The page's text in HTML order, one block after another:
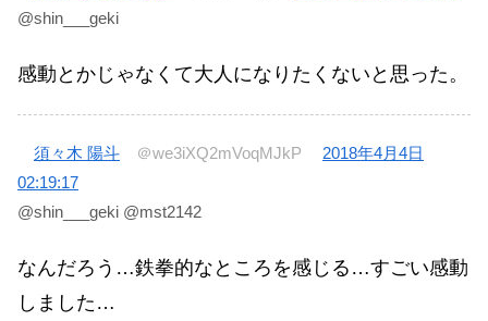
@shin___geki
感動とかじゃなくて大人になりたくないと思った。
須々木 陽斗 ＠we3iXQ2mVoqMJkP
2018年4月4日
02:19:17
@shin___geki @mst2142
なんだろう…鉄拳的なところを感じる…すごい感動
しました…